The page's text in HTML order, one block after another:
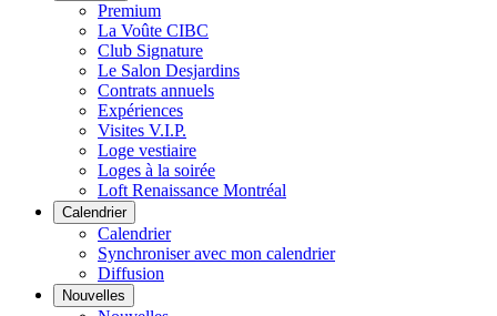
Premium
La Voûte CIBC
Club Signature
Le Salon Desjardins
Contrats annuels
Expériences
Visites V.I.P.
Loge vestiaire
Loges à la soirée
Loft Renaissance Montréal
Calendrier
Calendrier
Synchroniser avec mon calendrier
Diffusion
Nouvelles